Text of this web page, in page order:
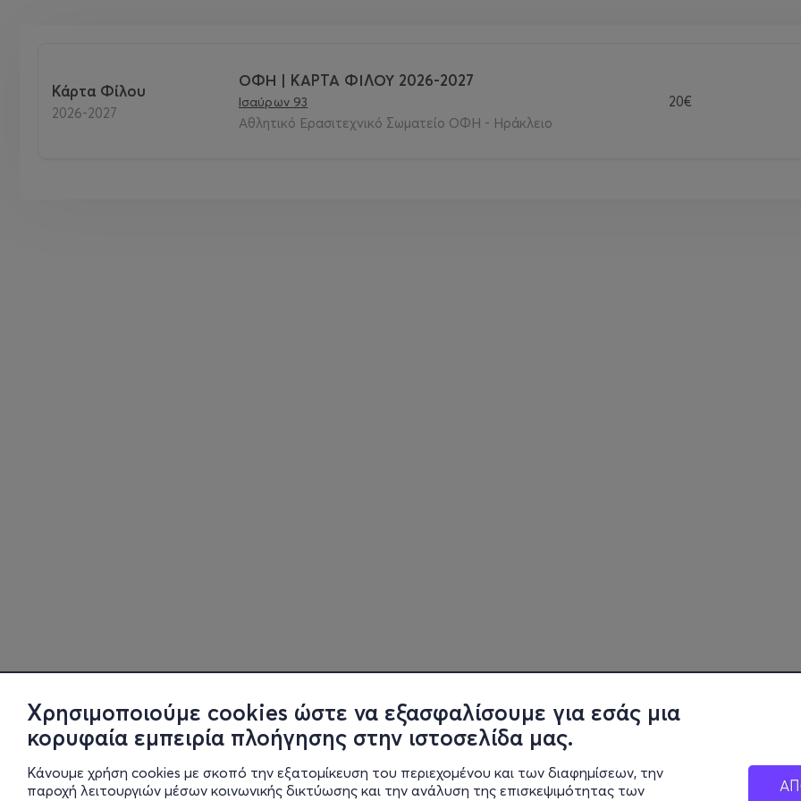
Χρησιμοποιούμε cookies ώστε να εξασφαλίσουμε για εσάς μια
κορυφαία εμπειρία πλοήγησης στην ιστοσελίδα μας.
Κάνουμε χρήση cookies με σκοπό την εξατομίκευση του περιεχομένου και των διαφημίσεων, την
παροχή λειτουργιών μέσων κοινωνικής δικτύωσης και την ανάλυση της επισκεψιμότητας των
Κάρτα Φίλου
2026-2027
ΟΦΗ | ΚΑΡΤΑ ΦΙΛΟΥ 2026-2027
Ισαύρων 93
Αθλητικό Ερασιτεχνικό Σωματείο ΟΦΗ - Ηράκλειο
20€